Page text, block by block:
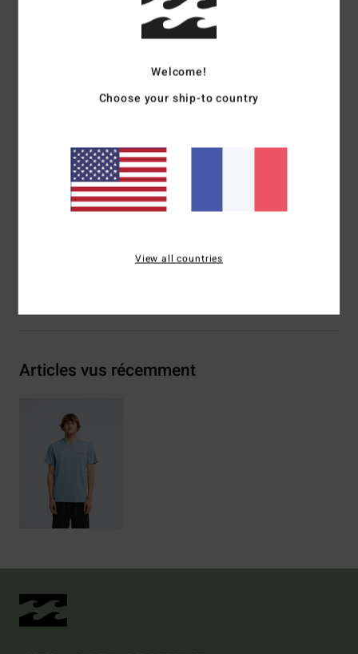
Code couleur
jersey de coton [160 g/m2]
Premium
Étiquette tissée Billabong
Composition[Matière principale] 70% coton, 30% coton
Articles vus récemment
Welcome!
Choose your ship-to country
View all countries